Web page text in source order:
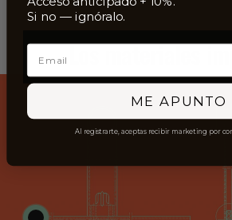
Los materiales
Si no — ignóralo.
Email
ME APUNTO
Al registrarte, aceptas recibir marketing por